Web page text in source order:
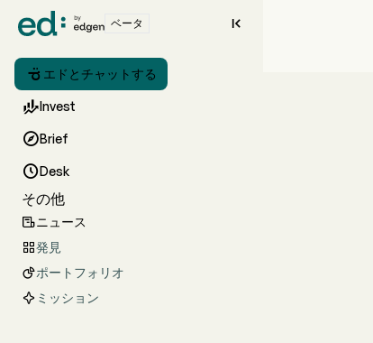
ベータ 
 エドとチャットする
Invest
Brief
Desk
その他
ニュース
発見
ポートフォリオ
ミッション